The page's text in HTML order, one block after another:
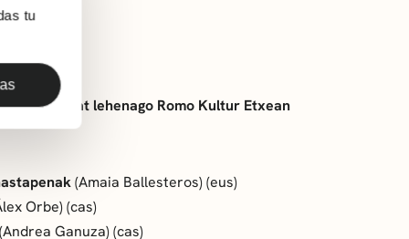
tu
ordu bat lehenago Romo Kultur Etxean
(Amaia Ballesteros) (eus)
Orbe) (cas)
(Andrea Ganuza) (cas)